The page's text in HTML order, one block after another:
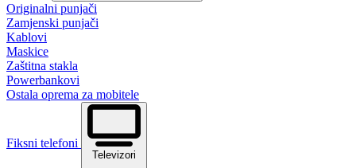
Originalni punjači
Zamjenski punjači
Kablovi
Maskice
Zaštitna stakla
Powerbankovi
Ostala oprema za mobitele
Fiksni telefoni
Televizori